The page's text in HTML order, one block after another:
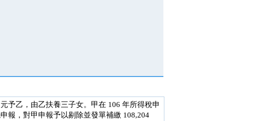
予乙，由乙扶養三子女。甲在 106 年所得稅申
報，對甲申報予以剔除並發單補繳 108,204